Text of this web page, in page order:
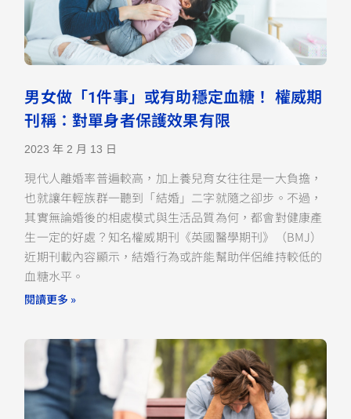
男女做「1件事」或有助穩定血糖！ 權威期
刊稱：對單身者保護效果有限
2023 年 2 月 13 日
現代人離婚率普遍較高，加上養兒育女往往是一大負擔，
也就讓年輕族群一聽到「結婚」二字就隨之卻步。不過，
其實無論婚後的相處模式與生活品質為何，都會對健康產
生一定的好處？知名權威期刊《英國醫學期刊》（BMJ）
近期刊載內容顯示，結婚行為或許能幫助伴侶維持較低的
血糖水平。
閱讀更多 »